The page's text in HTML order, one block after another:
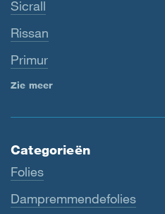
Sicrall
Rissan
Primur
Zie meer
Categorieën
Folies
Dampremmendefolies